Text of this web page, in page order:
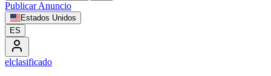
Publicar Anuncio
Estados Unidos
ES
elclasificado